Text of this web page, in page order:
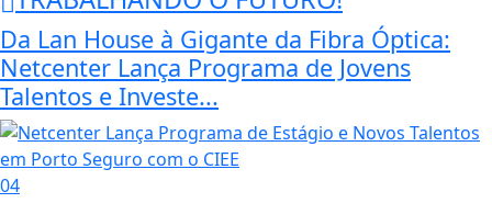
Da Lan House à Gigante da Fibra Óptica:
Netcenter Lança Programa de Jovens
Talentos e Investe...
04